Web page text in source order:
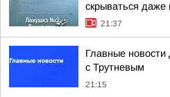
скрываться даже
21:37
Главные новости
с Трутневым
21:15